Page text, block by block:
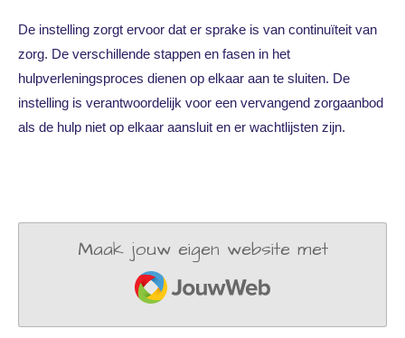
De instelling zorgt ervoor dat er sprake is van continuïteit van
zorg. De verschillende stappen en fasen in het
hulpverleningsproces dienen op elkaar aan te sluiten. De
instelling is verantwoordelijk voor een vervangend zorgaanbod
als de hulp niet op elkaar aansluit en er wachtlijsten zijn.
Maak jouw eigen website met
JouwWeb